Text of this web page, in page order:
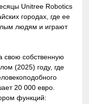
Unitree Robotics
городах, где ее
людям и играют
свою собственную
(2025) году, где
20 000 евро.
функций: